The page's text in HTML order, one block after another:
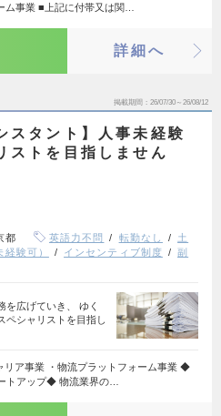
ム事業 ■上記に付帯又は関…
詳細へ
掲載期間 26/07/30～26/08/12
スタント】人事未経験
ストを目指しません
都 英語力不問 転勤なし
土
験可） インセンティブ制度
副
を広げていき、 ゆく
ペシャリストを目指し
リア事業 ・物流プラットフォーム事業 ◆
トアップ◆ 物流業界の…